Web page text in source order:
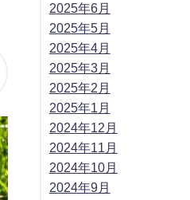
2025年6月
2025年5月
2025年4月
2025年3月
2025年2月
2025年1月
2024年12月
2024年11月
2024年10月
2024年9月